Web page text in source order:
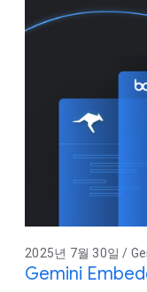
2025년 7월 30일 /
Gemini